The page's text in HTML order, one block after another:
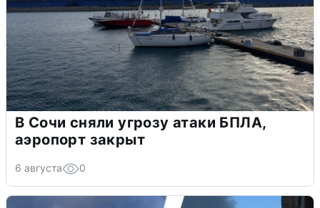
В Сочи сняли угрозу атаки БПЛА,
аэропорт закрыт
6 августа 0